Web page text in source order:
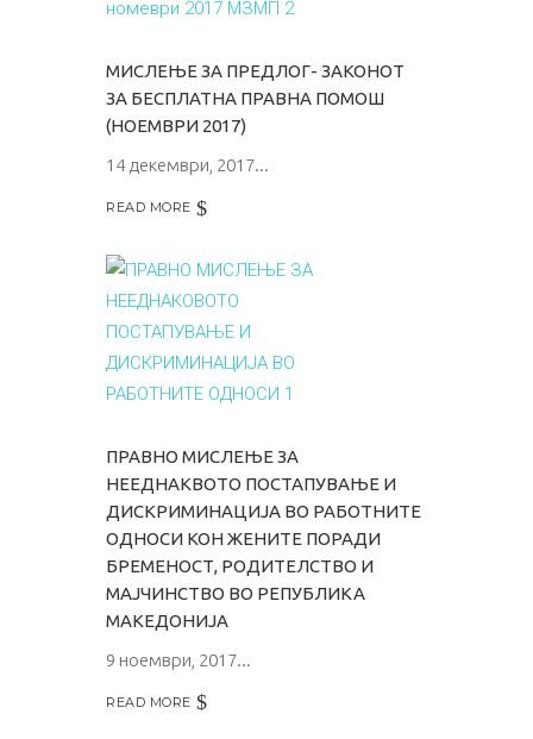
МИСЛЕЊЕ ЗА ПРЕДЛОГ- ЗАКОНОТ
ЗА БЕСПЛАТНА ПРАВНА ПОМОШ
(НОЕМВРИ 2017)
14 декември, 2017
READ MORE
ПРАВНО МИСЛЕЊЕ ЗА
НЕЕДНАКВОТО ПОСТАПУВАЊЕ И
ДИСКРИМИНАЦИЈА ВО РАБОТНИТЕ
ОДНОСИ КОН ЖЕНИТЕ ПОРАДИ
БРЕМЕНОСТ, РОДИТЕЛСТВО И
МАЈЧИНСТВО ВО РЕПУБЛИКА
МАКЕДОНИЈА
9 ноември, 2017
READ MORE